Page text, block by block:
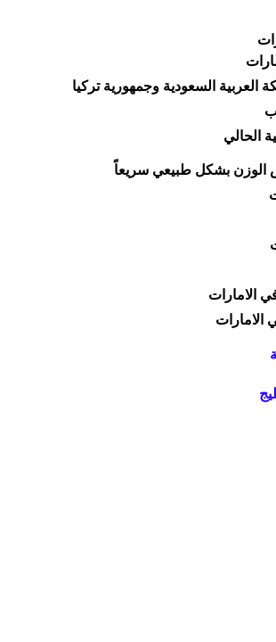
العربية السعودية وجمهورية تركيا
الحالي
الوزن بشكل طبيعي سريعاً
الامارات
الامارات